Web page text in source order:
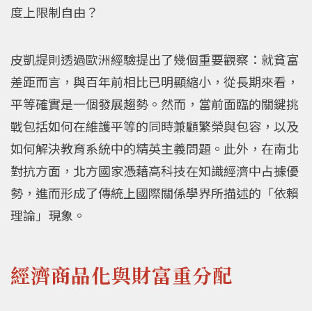
度上限制自由？
皮凱提則透過歐洲經驗提出了幾個重要觀察：就貧富
差距而言，與百年前相比已明顯縮小，從長期來看，
平等確實是一個發展趨勢。然而，當前面臨的關鍵挑
戰包括如何在維護平等的同時兼顧繁榮與包容，以及
如何解決教育系統中的精英主義問題。此外，在南北
對抗方面，北方國家憑藉高科技在知識經濟中占據優
勢，進而形成了傳統上國際關係學界所描述的「依賴
理論」現象。
經濟商品化與財富重分配